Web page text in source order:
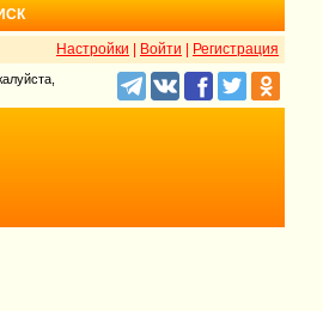
Настройки Войти Регистрация